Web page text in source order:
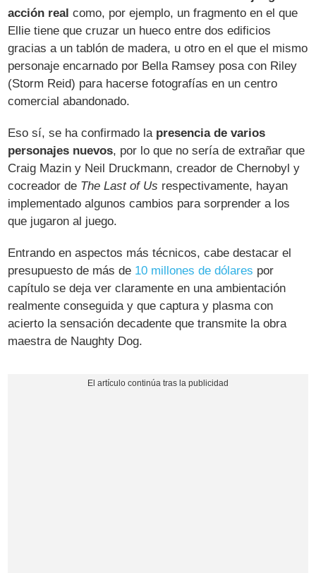
acción real como, por ejemplo, un fragmento en el que
Ellie tiene que cruzar un hueco entre dos edificios
gracias a un tablón de madera, u otro en el que el mismo
personaje encarnado por Bella Ramsey posa con Riley
(Storm Reid) para hacerse fotografías en un centro
comercial abandonado.
Eso sí, se ha confirmado la presencia de varios
personajes nuevos, por lo que no sería de extrañar que
Craig Mazin y Neil Druckmann, creador de Chernobyl y
cocreador de The Last of Us respectivamente, hayan
implementado algunos cambios para sorprender a los
que jugaron al juego.
Entrando en aspectos más técnicos, cabe destacar el
presupuesto de más de 10 millones de dólares por
capítulo se deja ver claramente en una ambientación
realmente conseguida y que captura y plasma con
acierto la sensación decadente que transmite la obra
maestra de Naughty Dog.